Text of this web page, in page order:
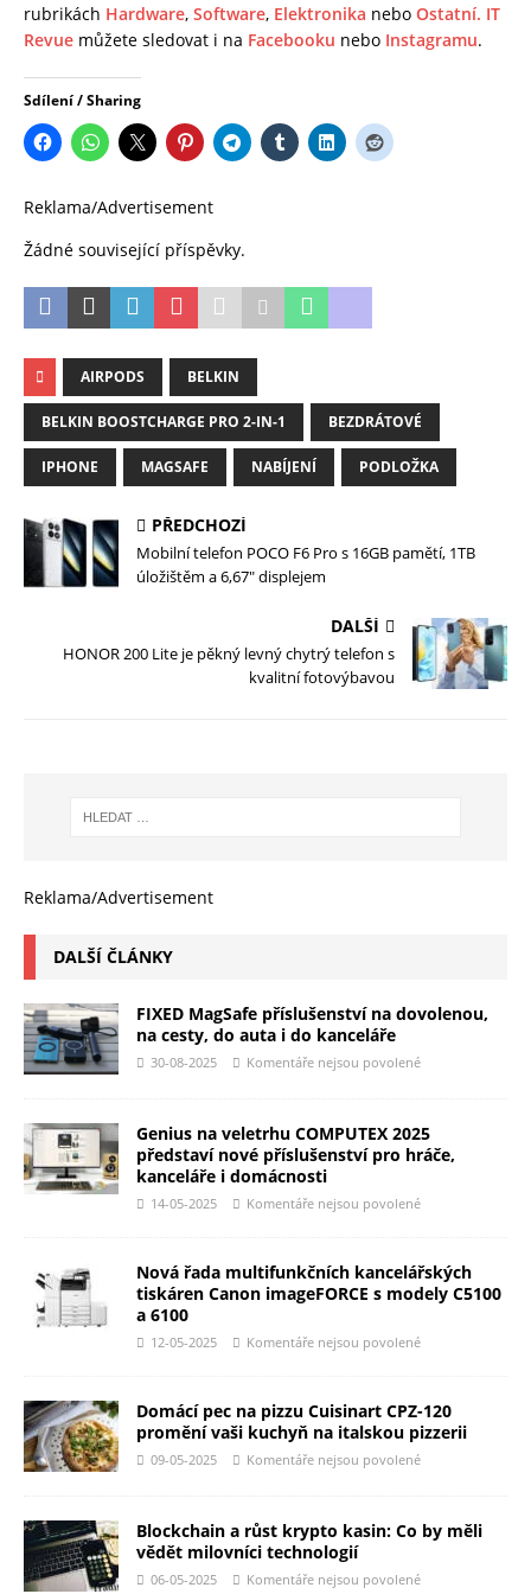
rubrikách Hardware, Software, Elektronika nebo Ostatní. IT
Revue můžete sledovat i na Facebooku nebo Instagramu.
Sdílení / Sharing
Reklama/Advertisement
Žádné související příspěvky.
AIRPODS BELKIN
BELKIN BOOSTCHARGE PRO 2-IN-1 BEZDRÁTOVÉ
IPHONE MAGSAFE NABÍJENÍ PODLOŽKA
PŘEDCHOZÍ
Mobilní telefon POCO F6 Pro s 16GB pamětí, 1TB
úložištěm a 6,67″ displejem
DALŠÍ
HONOR 200 Lite je pěkný levný chytrý telefon s
kvalitní fotovýbavou
Reklama/Advertisement
DALŠÍ ČLÁNKY
FIXED MagSafe příslušenství na dovolenou,
na cesty, do auta i do kanceláře
30-08-2025 Komentáře nejsou povolené
Genius na veletrhu COMPUTEX 2025
představí nové příslušenství pro hráče,
kanceláře i domácnosti
14-05-2025 Komentáře nejsou povolené
Nová řada multifunkčních kancelářských
tiskáren Canon imageFORCE s modely C5100
a 6100
12-05-2025 Komentáře nejsou povolené
Domácí pec na pizzu Cuisinart CPZ-120
promění vaši kuchyň na italskou pizzerii
09-05-2025 Komentáře nejsou povolené
Blockchain a růst krypto kasin: Co by měli
vědět milovníci technologií
06-05-2025 Komentáře nejsou povolené